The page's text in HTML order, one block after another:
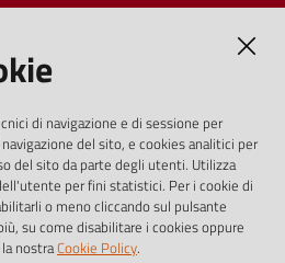
riutilizzabili solo alle condizioni
2003/98/CE e dal d.lgs.
di navigazione e di sessione per
del sito, e cookies analitici per
del sito da parte degli utenti. Utilizza
per fini statistici. Per i cookie di
o meno cliccando sul pulsante
su come disabilitare i cookies oppure
nostraCookie Policy.